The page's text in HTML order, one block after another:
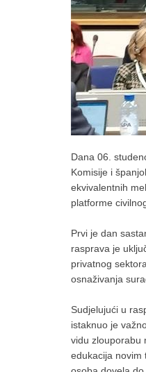
Dana 06.
Komisije i
ekvivalentnih
platforme
Prvi je dan
rasprava je
privatnog
osnaživanja
Sudjelujući u
istaknuo je
vidu zlouporabu
edukacija novim